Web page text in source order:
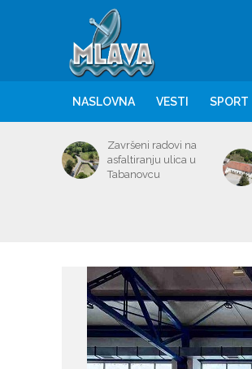
NASLOVNA VESTI SPORT
Završeni radovi na
asfaltiranju ulica u
Tabanovcu